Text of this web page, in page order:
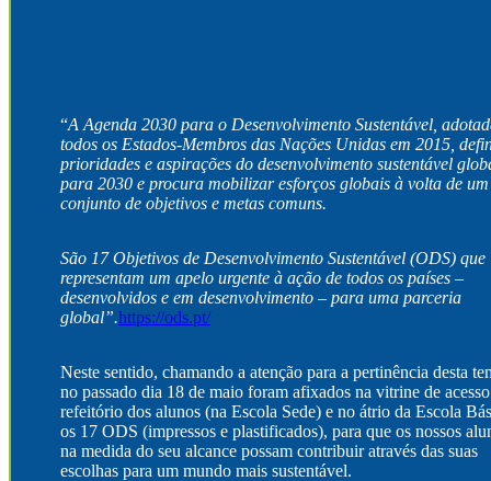
“A Agenda 2030 para o Desenvolvimento Sustentável,
todos os Estados-Membros das Nações Unidas em 2015,
prioridades e aspirações do desenvolvimento sustentável
para 2030 e procura mobilizar esforços globais à volta de um
conjunto de objetivos e metas comuns.
São 17 Objetivos de Desenvolvimento Sustentável (ODS) que
representam um apelo urgente à ação de todos os países –
desenvolvidos e em desenvolvimento – para uma parceria
global”.https://ods.pt/
Neste sentido, chamando a atenção para a pertinência desta
no passado dia 18 de maio foram afixados na vitrine de
refeitório dos alunos (na Escola Sede) e no átrio da Escola
os 17 ODS (impressos e plastificados), para que os nossos
na medida do seu alcance possam contribuir através das suas
escolhas para um mundo mais sustentável.